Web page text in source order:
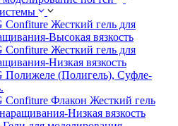
Confiture Жесткий гель для
Высокая вязкость
Confiture Жесткий гель для
Низкая вязкость
Полижеле (Полигель), Суфле-
Confiture Флакон Жесткий гель
Низкая вязкость